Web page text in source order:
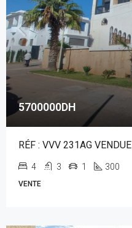
5700000DH
RÉF : VVV 231AG VENDUE
4 3 1 300
VENTE